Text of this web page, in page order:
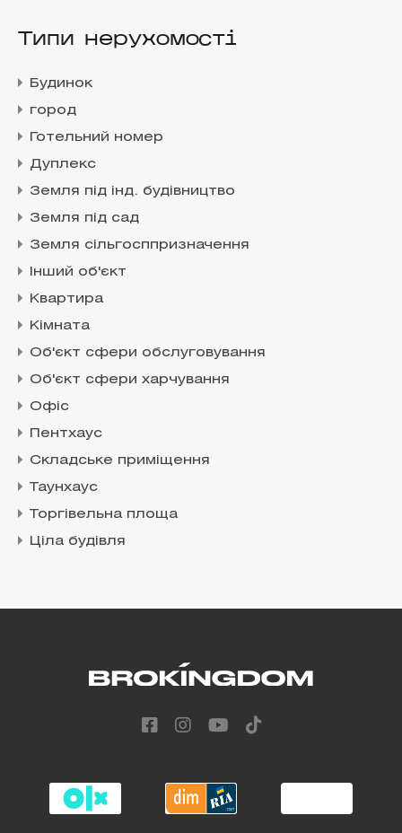
Типи нерухомості
Будинок
город
Готельний номер
Дуплекс
Земля під інд. будівництво
Земля під сад
Земля сільгосппризначення
Інший об'єкт
Квартира
Кімната
Об'єкт сфери обслуговування
Об'єкт сфери харчування
Офіс
Пентхаус
Складське приміщення
Таунхаус
Торгівельна площа
Ціла будівля